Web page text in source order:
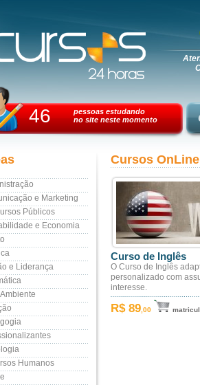
46
pessoas estudando
no site neste momento
e Marketing
Públicos
e Economia
e Liderança
Humanos
Cursos OnLine
Curso de Inglês
O Curso de Inglês
personalizado com
interesse.
R$ 89 ,00